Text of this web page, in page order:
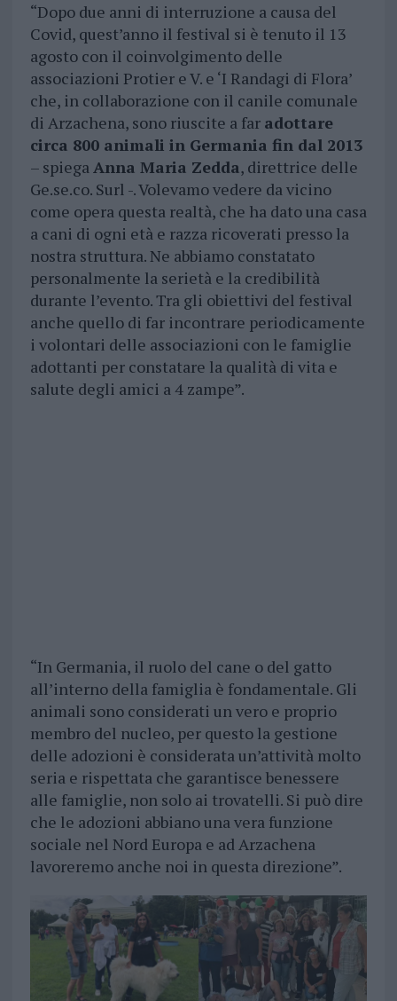
“Dopo due anni di interruzione a causa del
Covid, quest’anno il festival si è tenuto il 13
agosto con il coinvolgimento delle
associazioni Protier e V. e ‘I Randagi di Flora’
che, in collaborazione con il canile comunale
di Arzachena, sono riuscite a far adottare
circa 800 animali in Germania fin dal 2013
– spiegaAnna Maria Zedda, direttrice delle
Ge.se.co. Surl -. Volevamo vedere da vicino
come opera questa realtà, che ha dato una casa
a cani di ogni età e razza ricoverati presso la
nostra struttura. Ne abbiamo constatato
personalmente la serietà e la credibilità
durante l’evento. Tra gli obiettivi del festival
anche quello di far incontrare periodicamente
i volontari delle associazioni con le famiglie
adottanti per constatare la qualità di vita e
salute degli amici a 4 zampe”.
“In Germania, il ruolo del cane o del gatto
all’interno della famiglia è fondamentale. Gli
animali sono considerati un vero e proprio
membro del nucleo, per questo la gestione
delle adozioni è considerata un’attività molto
seria e rispettata che garantisce benessere
alle famiglie, non solo ai trovatelli. Si può dire
che le adozioni abbiano una vera funzione
sociale nel Nord Europa e ad Arzachena
lavoreremo anche noi in questa direzione”.